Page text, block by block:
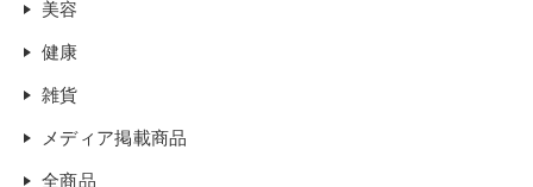
美容
健康
雑貨
メディア掲載商品
全商品